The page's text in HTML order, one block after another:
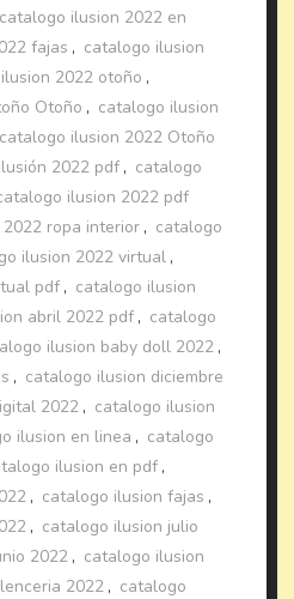
catalogo ilusion 2022 en
fajas , catalogo ilusion
2022 otoño ,
Otoño , catalogo ilusion
catalogo ilusion 2022 Otoño
2022 pdf , catalogo
ilusion 2022 pdf
ropa interior , catalogo
ilusion 2022 virtual ,
pdf , catalogo ilusion
abril 2022 pdf , catalogo
ilusion baby doll 2022 ,
, catalogo ilusion diciembre
2022 , catalogo ilusion
ilusion en linea , catalogo
ilusion en pdf ,
, catalogo ilusion fajas ,
, catalogo ilusion julio
2022 , catalogo ilusion
2022 , catalogo